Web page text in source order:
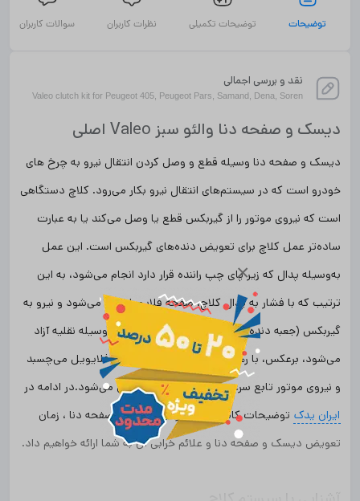
×
توضیحات توضیحات تکمیلی نظرات کاربران سوالات کاربران
نقد و بررسی اجمالی
Valeo clutch kit for Peugeot 405, Peugeot Pars, Samand, Dena, Soren
دیسک و صفحه دنا والئو سبز Valeo اصلی
دیسک و صفحه دنا وسیله قطع و وصل کردن انتقال نیرو به چرخ های
خودرو است که در سیستم‌های انتقال نیرو بکار می‌رود. کلاچ دستگاهی
است که نیروی موتور را از گیربکس قطع یا وصل می‌کند یا به عبارت
ساده‌تر عمل کلاچ برای تعویض دنده‌های گیربکس است. این عمل
به‌وسیله پدال که زیر پای چپ راننده قرار دارد انجام می‌شود، به این
ترتیب که با فشار به پدال کلاچ، صفحه فلایویل جدا می‌شود و نیرو به
گیربکس (جعبه دنده) نمی‌رسد و در نتیجه چرخ‌های وسیله نقلیه آزاد
می‌شود، برعکس، با رها کردن کلاچ، صفحه کلاچ به فلایویل می‌چسبد
و نیروی موتور تابع سرعت و قدرت دنده گیربکس می‌شود.در ادامه در
ایران یدک توضیحات کاملی در خصوص دیسک و صفحه دنا ، زمان
تعویض دیسک و صفحه دنا و علائم خرابی آن به شما ارائه خواهیم داد.